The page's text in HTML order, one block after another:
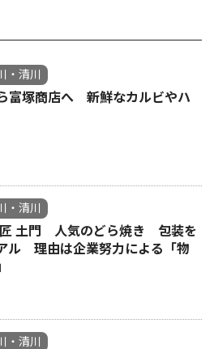
・清川
富塚商店へ 新鮮なカルビやハ
・清川
匠 土門 人気のどら焼き 包装を
ル 理由は企業努力による「物
・清川